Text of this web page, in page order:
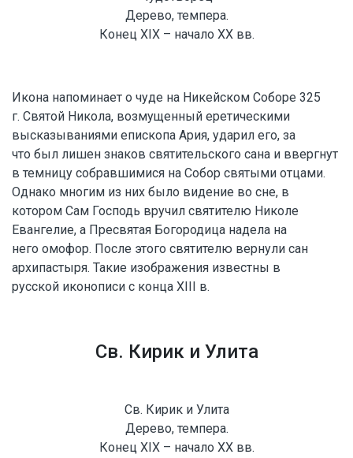
Дерево, темпера.
Конец XIX – начало XX вв.
Икона напоминает о чуде на Никейском Соборе 325
г. Святой Никола, возмущенный еретическими
высказываниями епископа Ария, ударил его, за
что был лишен знаков святительского сана и ввергнут
в темницу собравшимися на Собор святыми отцами.
Однако многим из них было видение во сне, в
котором Сам Господь вручил святителю Николе
Евангелие, а Пресвятая Богородица надела на
него омофор. После этого святителю вернули сан
архипастыря. Такие изображения известны в
русской иконописи с конца XIII в.
Св. Кирик и Улита
Св. Кирик и Улита
Дерево, темпера.
Конец XIX – начало XX вв.